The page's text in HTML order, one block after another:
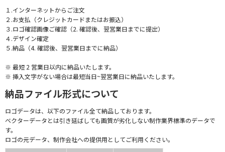
１.インターネットからご注文
２.お支払（クレジットカードまたはお振込）
３.ロゴ確認画像ご確認（2. 確認後、翌営業日までに提出）
４.デザイン確定
５.納品（4. 確認後、翌営業日までに納品）
※ 最短 2 営業日以内に納品いたします。
※ 挿入文字がない場合は最短当日~翌営業日に納品いたします。
納品ファイル形式について
ロゴデータは、以下のファイル全て納品しております。
ベクターデータとは引き延ばしても画質が劣化しない制作業界標準のデータで
す。
ロゴの元データ、制作会社への提供用としてご利用ください。